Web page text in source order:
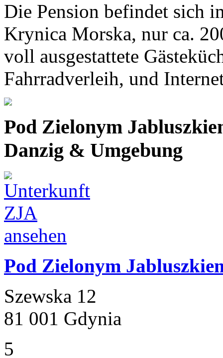
Die Pension befindet sich
Krynica Morska, nur ca.
voll ausgestattete
Fahrradverleih, und
Pod Zielonym
Danzig & Umgebung
Pod Zielonym
Szewska 12
81 001 Gdynia
5